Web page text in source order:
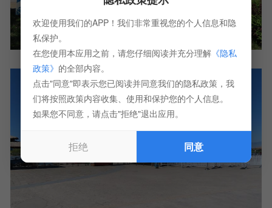
欢迎使用我们的APP！我们非常重视您的个人信息和隐
私保护。
在您使用本应用之前，请您仔细阅读并充分理解《隐私
政策》 的全部内容。
点击"同意"即表示您已阅读并同意我们的隐私政策，我
们将按照政策内容收集、使用和保护您的个人信息。
如果您不同意，请点击"拒绝"退出应用。
拒绝 同意